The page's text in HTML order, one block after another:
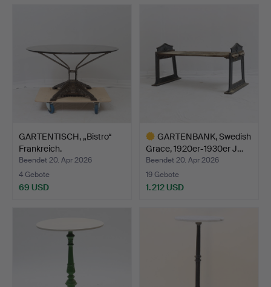
GARTENTISCH, „Bistro“
Frankreich.
Beendet 20. Apr 2026
4 Gebote
69 USD
GARTENBANK, Swedish
Grace, 1920er-1930er J…
Beendet 20. Apr 2026
19 Gebote
1.212 USD